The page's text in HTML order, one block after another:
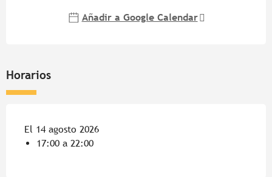
Añadir a Google Calendar
Horarios
El 14 agosto 2026
17:00 a 22:00